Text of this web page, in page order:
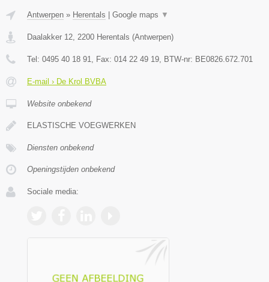
Antwerpen » Herentals Google maps ▼
Daalakker 12, 2200 Herentals (Antwerpen)
Tel: 0495 40 18 91, Fax: 014 22 49 19, BTW-nr: BE0826.672.701
E-mail › De Krol BVBA
Website onbekend
ELASTISCHE VOEGWERKEN
Diensten onbekend
Openingstijden onbekend
Sociale media: